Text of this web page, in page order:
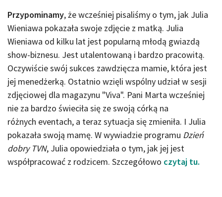
Przypominamy, że wcześniej pisaliśmy o tym, jak Julia
Wieniawa pokazała swoje zdjęcie z matką. Julia
Wieniawa od kilku lat jest popularną młodą gwiazdą
show-biznesu. Jest utalentowaną i bardzo pracowitą.
Oczywiście swój sukces zawdzięcza mamie, która jest
jej menedżerką. Ostatnio wzięli wspólny udział w sesji
zdjęciowej dla magazynu "Viva". Pani Marta wcześniej
nie za bardzo świeciła się ze swoją córką na
różnych eventach, a teraz sytuacja się zmieniła. I Julia
pokazała swoją mamę. W wywiadzie programu Dzień
dobry TVN, Julia opowiedziała o tym, jak jej jest
współpracować z rodzicem. Szczegółowo czytaj tu.